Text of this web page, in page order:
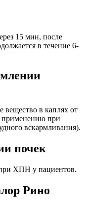
15 мин, после
в течение 6-
вещество в каплях от
применению при
вскармливания).
почек
ХПН у пациентов.
Рино